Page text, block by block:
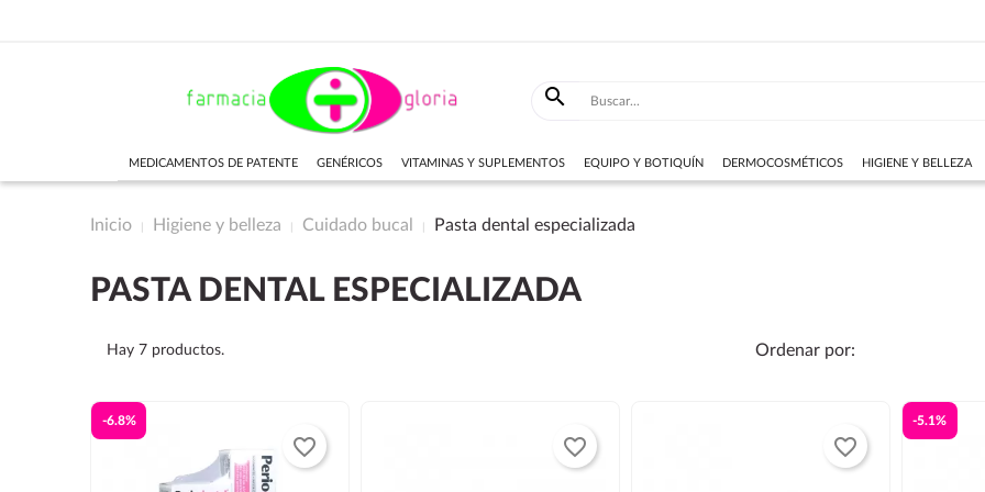

MEDICAMENTOS DE PATENTE GENÉRICOS VITAMINAS Y SUPLEMENTOS EQUIPO Y BOTIQUÍN DERMOCOSMÉTICOS HIGIENE Y BELLEZA
Inicio Higiene y belleza Cuidado bucal Pasta dental especializada
PASTA DENTAL ESPECIALIZADA
Hay 7 productos. Ordenar por:
-6.8%
favorite_border favorite_border favorite_border
-5.1%